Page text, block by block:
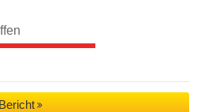
Bericht